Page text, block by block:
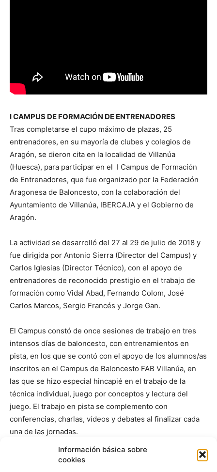
Información básica sobre
cookies
I CAMPUS DE FORMACIÓN DE ENTRENADORES
Tras completarse el cupo máximo de plazas, 25
entrenadores, en su mayoría de clubes y colegios de
Aragón, se dieron cita en la localidad de Villanúa
(Huesca), para participar en el I Campus de Formación
de Entrenadores, que fue organizado por la Federación
Aragonesa de Baloncesto, con la colaboración del
Ayuntamiento de Villanúa, IBERCAJA y el Gobierno de
Aragón.
La actividad se desarrolló del 27 al 29 de julio de 2018 y
fue dirigida por Antonio Sierra (Director del Campus) y
Carlos Iglesias (Director Técnico), con el apoyo de
entrenadores de reconocido prestigio en el trabajo de
formación como Vidal Abad, Fernando Colom, José
Carlos Marcos, Sergio Francés y Jorge Gan.
El Campus constó de once sesiones de trabajo en tres
intensos días de baloncesto, con entrenamientos en
pista, en los que se contó con el apoyo de los alumnos/as
inscritos en el Campus de Baloncesto FAB Villanúa, en
las que se hizo especial hincapié en el trabajo de la
técnica individual, juego por conceptos y lectura del
juego. El trabajo en pista se complemento con
conferencias, charlas, vídeos y debates al finalizar cada
una de las jornadas.
INSTALACIONES